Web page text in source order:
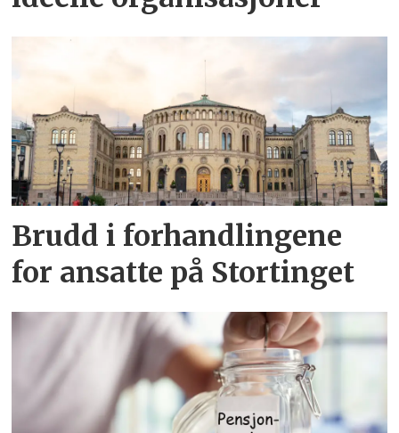
Brudd i forhandlingene
for ansatte på Stortinget